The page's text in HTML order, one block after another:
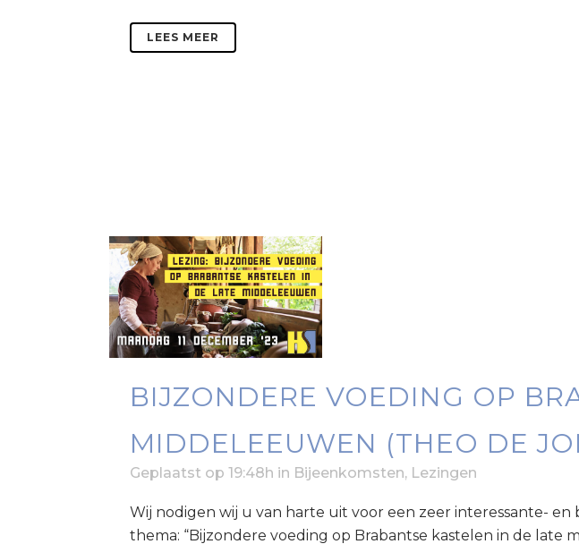
LEES MEER
BIJZONDERE VOEDING OP
MIDDELEEUWEN (THEO DE
Geplaatst op 19:48h in Bijeenkomsten, Lezingen
Wij nodigen wij u van harte uit voor een zeer interessante-
thema: “Bijzondere voeding op Brabantse kastelen in de